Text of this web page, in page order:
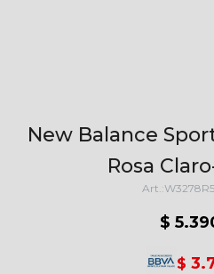
New Balance
Rosa
$
$